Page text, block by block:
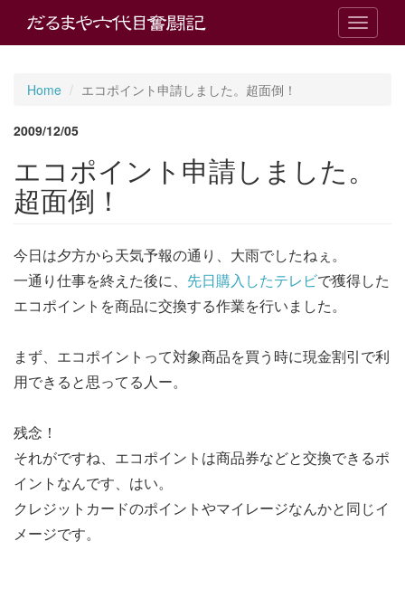
T
o
o
Home エコポイント申請しました。超面倒！
2009/12/05
エコポイント申請しました。
超面倒！
今日は夕方から天気予報の通り、大雨でしたねぇ。
一通り仕事を終えた後に、 先日購入したテレビで獲得した
エコポイントを商品に交換する作業を行いました。
まず、エコポイントって対象商品を買う時に現金割引で利
用できると思ってる人ー。
残念！
それがですね、エコポイントは商品券などと交換できるポ
イントなんです、はい。
クレジットカードのポイントやマイレージなんかと同じイ
メージです。